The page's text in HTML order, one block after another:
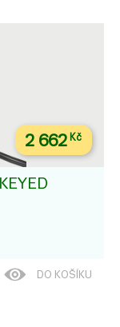
2 662 Kč
DO KOŠÍKU